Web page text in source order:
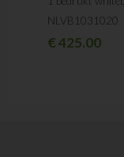
NLVB1031020
€425.00